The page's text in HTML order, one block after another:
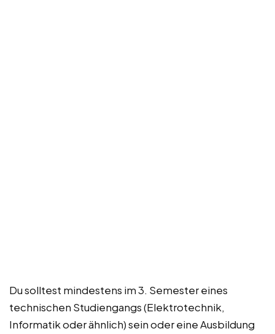
Du solltest mindestens im 3. Semester eines
technischen Studiengangs (Elektrotechnik,
Informatik oder ähnlich) sein oder eine Ausbildung